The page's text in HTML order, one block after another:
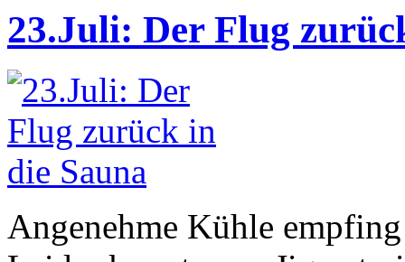
23.Juli: Der Flug
Angenehme Kühle